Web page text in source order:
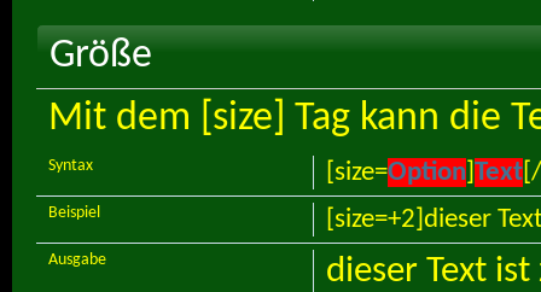
Größe
Mit dem [size] Tag kann die
[size=Option] Text
Syntax
[size=+2]dieser
Beispiel
dieser Text
Ausgabe